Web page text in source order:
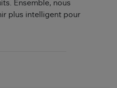
Ensemble, nous
plus intelligent pour